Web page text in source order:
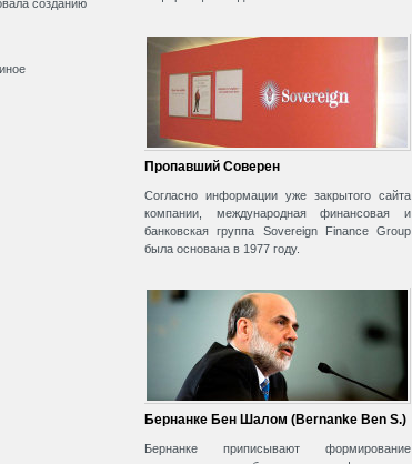
созданию
Пропавший Соверен
Согласно информации уже закрытого сайта
компании, международная финансовая и
банковская группа Sovereign Finance Group
была основана в 1977 году.
Бернанке Бен Шалом (Bernanke Ben S.)
Бернанке приписывают формирование